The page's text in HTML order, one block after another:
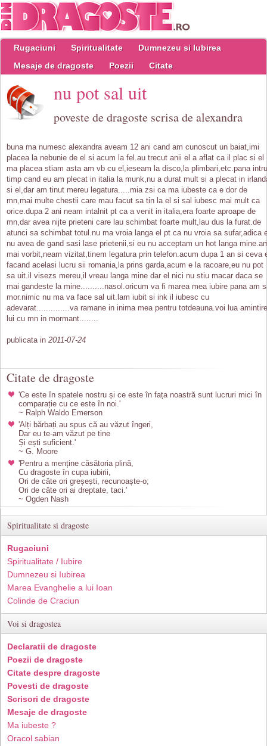
Rugaciuni Spiritualitate
Dumnezeu si Iubirea
Mesaje de dragoste
Poezii Citate
nu pot sal uit
poveste de dragoste scrisa de alexandra
buna ma numesc alexandra aveam 12 ani cand am cunoscut un baiat,imi
placea la nebunie de el si acum la fel.au trecut anii el a aflat ca il plac si el
ma placea stiam asta am vb cu el,ieseam la disco,la plimbari,etc.pana
timp cand eu am plecat in italia la munk,nu a durat mult si a plecat in
si el,dar am tinut mereu legatura.....mia zsi ca ma iubeste ca e dor de
mn,mai multe chestii care mau facut sa tin la el si sal iubesc mai mult ca
orice.dupa 2 ani neam intalnit pt ca a venit in italia,era foarte aproape de
mn,dar avea nijte prieteni care lau schimbat foarte mult,lau dus la furat.de
atunci sa schimbat totul.nu ma vroia langa el pt ca nu vroia sa sufar,adica
nu avea de gand sasi lase prietenii,si eu nu acceptam un hot langa
mai vorbit,neam vizitat,tinem legatura prin telefon.acum dupa 1 an si ceva
facand acelasi lucru sii romania,la prins garda,acum e la racoare,eu nu pot
sa uit.il visezs mereu,il vreau langa mine dar el nici nu stiu macar daca se
mai gandeste la mine..........nasol.oricum va fi marea mea iubire pana am
mor.nimic nu ma va face sal uit.lam iubit si ink il iubesc cu
adevarat..............va ramane in inima mea pentru totdeauna.voi lua
lui cu mn in mormant........
publicata in 2011-07-24
Citate de dragoste
'Ce este în spatele nostru și ce este în fața noastră sunt lucruri mici în
comparație cu ce este în noi.'
~ Ralph Waldo Emerson
'Alți bărbați au spus că au văzut îngeri,
Dar eu te-am văzut pe tine
Și ești suficient.'
~ G. Moore
'Pentru a menține căsătoria plină,
Cu dragoste în cupa iubirii,
Ori de câte ori greșești, recunoaște-o;
Ori de câte ori ai dreptate, taci.'
~ Ogden Nash
Spiritualitate si dragoste
Rugaciuni
Spiritualitate / Iubire
Dumnezeu si Iubirea
Marea Evanghelie a lui Ioan
Colinde de Craciun
Voi si dragostea
Declaratii de dragoste
Poezii de dragoste
Citate despre dragoste
Povesti de dragoste
Scrisori de dragoste
Mesaje de dragoste
Ma iubeste ?
Oracol sabian